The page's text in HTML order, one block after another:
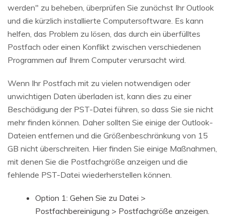
werden" zu beheben, überprüfen Sie zunächst Ihr Outlook
und die kürzlich installierte Computersoftware. Es kann
helfen, das Problem zu lösen, das durch ein überfülltes
Postfach oder einen Konflikt zwischen verschiedenen
Programmen auf Ihrem Computer verursacht wird.
Wenn Ihr Postfach mit zu vielen notwendigen oder
unwichtigen Daten überladen ist, kann dies zu einer
Beschädigung der PST-Datei führen, so dass Sie sie nicht
mehr finden können. Daher sollten Sie einige der Outlook-
Dateien entfernen und die Größenbeschränkung von 15
GB nicht überschreiten. Hier finden Sie einige Maßnahmen,
mit denen Sie die Postfachgröße anzeigen und die
fehlende PST-Datei wiederherstellen können.
Option 1: Gehen Sie zu Datei >
Postfachbereinigung > Postfachgröße anzeigen.